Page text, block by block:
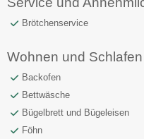
Brötchenservice
Wohnen und Schlafen
Backofen
Bettwäsche
Bügelbrett und Bügeleisen
Föhn